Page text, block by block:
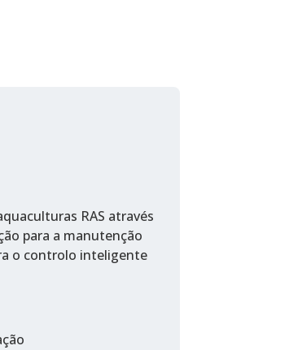
RAS através
para a manutenção
o controlo inteligente